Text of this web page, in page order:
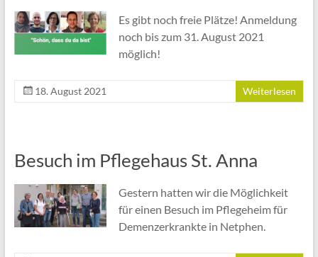
Es gibt noch freie Plätze! Anmeldung
noch bis zum 31. August 2021
möglich!
18. August 2021 Weiterlesen
Besuch im Pflegehaus St. Anna
Gestern hatten wir die Möglichkeit
für einen Besuch im Pflegeheim für
Demenzerkrankte in Netphen.